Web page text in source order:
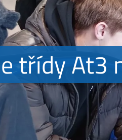
třídy At3